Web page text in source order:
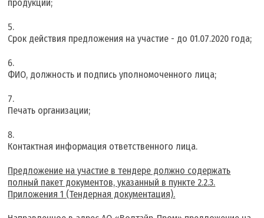
продукции;
Срок действия предложения на участие - до 01.07.2020 года;
ФИО, должность и подпись уполномоченного лица;
Печать организации;
Контактная информация ответственного лица.
Предложение на участие в тендере должно содержать
полный пакет документов, указанный в пункте 2.2.3.
Приложения 1 (Тендерная документация).